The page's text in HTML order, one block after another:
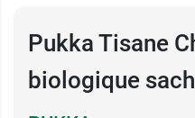
Pukka Tisane
biologique